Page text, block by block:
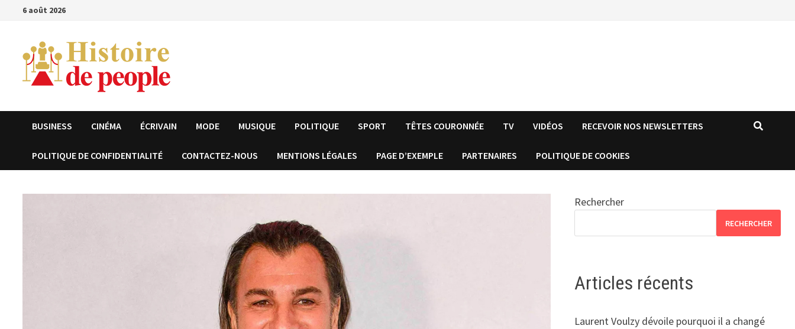
Passer6 août 2026
BUSINESS CINÉMA ÉCRIVAIN MODE MUSIQUE POLITIQUE SPORT TÊTES COURONNÉE TV VIDÉOS RECEVOIR NOS NEWSLETTERS
POLITIQUE DE CONFIDENTIALITÉ CONTACTEZ-NOUS MENTIONS LÉGALES PAGE D’EXEMPLE PARTENAIRES POLITIQUE DE COOKIES
Rechercher
RECHERCHER
Articles récents
Laurent Voulzy dévoile pourquoi il a changé